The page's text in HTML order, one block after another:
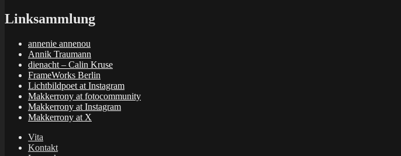
Linksammlung
annenie annenou
Annik Traumann
dienacht – Calin Kruse
FrameWorks Berlin
Lichtbildpoet at Instagram
Makkerrony at fotocommunity
Makkerrony at Instagram
Makkerrony at X
Vita
Kontakt